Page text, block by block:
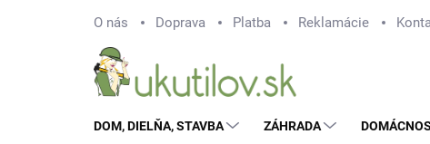
O nás Doprava Platba Reklamácie
DOM, DIELŇA, STAVBA ZÁHRADA